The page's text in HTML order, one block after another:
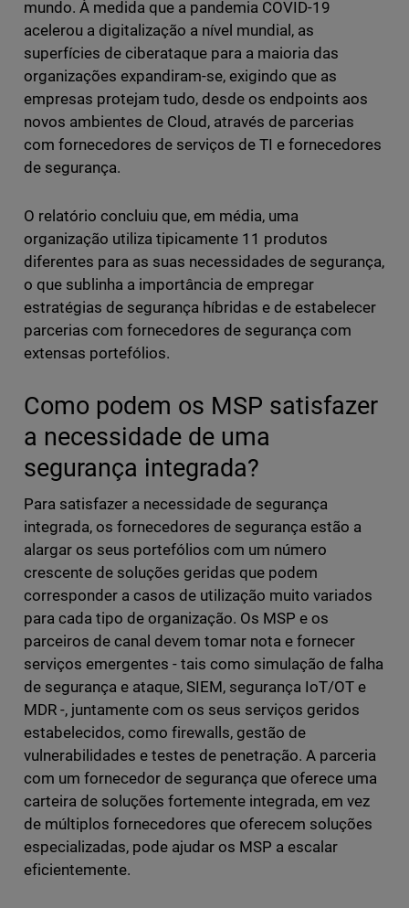
mundo. À medida que a pandemia COVID-19
acelerou a digitalização a nível mundial, as
superfícies de ciberataque para a maioria das
organizações expandiram-se, exigindo que as
empresas protejam tudo, desde os endpoints aos
novos ambientes de Cloud, através de parcerias
com fornecedores de serviços de TI e fornecedores
de segurança.
O relatório concluiu que, em média, uma
organização utiliza tipicamente 11 produtos
diferentes para as suas necessidades de segurança,
o que sublinha a importância de empregar
estratégias de segurança híbridas e de estabelecer
parcerias com fornecedores de segurança com
extensas portefólios.
Como podem os MSP satisfazer
a necessidade de uma
segurança integrada?
Para satisfazer a necessidade de segurança
integrada, os fornecedores de segurança estão a
alargar os seus portefólios com um número
crescente de soluções geridas que podem
corresponder a casos de utilização muito variados
para cada tipo de organização. Os MSP e os
parceiros de canal devem tomar nota e fornecer
serviços emergentes - tais como simulação de falha
de segurança e ataque, SIEM, segurança IoT/OT e
MDR -, juntamente com os seus serviços geridos
estabelecidos, como firewalls, gestão de
vulnerabilidades e testes de penetração. A parceria
com um fornecedor de segurança que oferece uma
carteira de soluções fortemente integrada, em vez
de múltiplos fornecedores que oferecem soluções
especializadas, pode ajudar os MSP a escalar
eficientemente.